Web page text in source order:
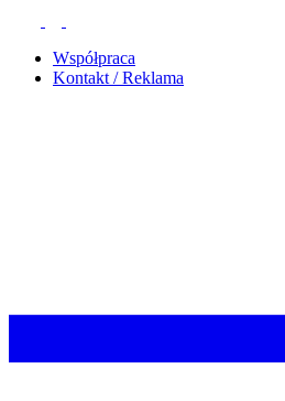
Współpraca
Kontakt / Reklama